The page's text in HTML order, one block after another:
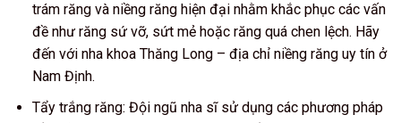
trám răng và niềng răng hiện đại nhằm khắc phục các vấn
đề như răng sứ vỡ, sứt mẻ hoặc răng quá chen lệch. Hãy
đến với nha khoa Thăng Long – địa chỉ niềng răng uy tín ở
Nam Định.
Tẩy trắng răng: Đội ngũ nha sĩ sử dụng các phương pháp